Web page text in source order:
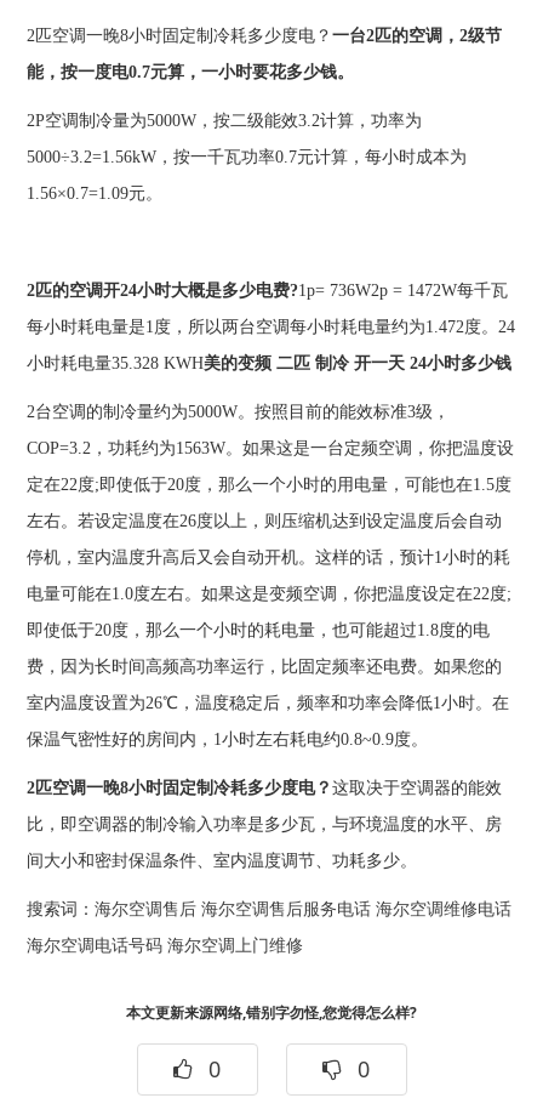
2匹空调一晚8小时固定制冷耗多少度电？一台2匹的空调，2级节
能，按一度电0.7元算，一小时要花多少钱。
2P空调制冷量为5000W，按二级能效3.2计算，功率为
5000÷3.2=1.56kW，按一千瓦功率0.7元计算，每小时成本为
1.56×0.7=1.09元。
2匹的空调开24小时大概是多少电费?1p= 736W2p = 1472W每千瓦
每小时耗电量是1度，所以两台空调每小时耗电量约为1.472度。24
小时耗电量35.328 KWH美的变频 二匹 制冷 开一天 24小时多少钱
2台空调的制冷量约为5000W。按照目前的能效标准3级，
COP=3.2，功耗约为1563W。如果这是一台定频空调，你把温度设
定在22度;即使低于20度，那么一个小时的用电量，可能也在1.5度
左右。若设定温度在26度以上，则压缩机达到设定温度后会自动
停机，室内温度升高后又会自动开机。这样的话，预计1小时的耗
电量可能在1.0度左右。如果这是变频空调，你把温度设定在22度;
即使低于20度，那么一个小时的耗电量，也可能超过1.8度的电
费，因为长时间高频高功率运行，比固定频率还电费。如果您的
室内温度设置为26℃，温度稳定后，频率和功率会降低1小时。在
保温气密性好的房间内，1小时左右耗电约0.8~0.9度。
2匹空调一晚8小时固定制冷耗多少度电？这取决于空调器的能效
比，即空调器的制冷输入功率是多少瓦，与环境温度的水平、房
间大小和密封保温条件、室内温度调节、功耗多少。
搜索词：海尔空调售后 海尔空调售后服务电话 海尔空调维修电话
海尔空调电话号码 海尔空调上门维修
本文更新来源网络,错别字勿怪,您觉得怎么样?
0 0